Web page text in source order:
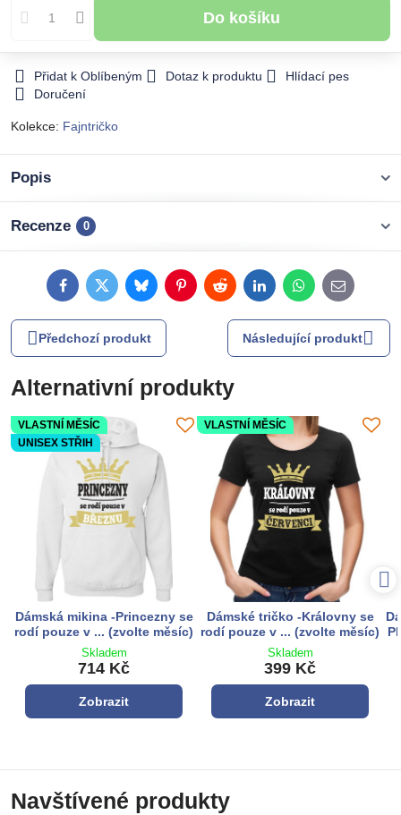
Do košíku
Přidat k Oblíbeným Dotaz k produktu
Hlídací pes
Doručení
Kolekce: Fajntričko
Popis
Recenze 0
FacebookTwitterBlueskyPinterestRedditLinkedInWhatsApp
E-
mail
Předchozí produkt Následující produkt
Alternativní produkty
VLASTNÍ MĚSÍC
UNISEX STŘIH
Dámská mikina -Princezny se
rodí pouze v ... (zvolte měsíc)
Skladem
714 Kč
Zobrazit
VLASTNÍ MĚSÍC
Dámské tričko -Královny se
rodí pouze v ... (zvolte měsíc)
Skladem
399 Kč
Zobrazit
Navštívené produkty